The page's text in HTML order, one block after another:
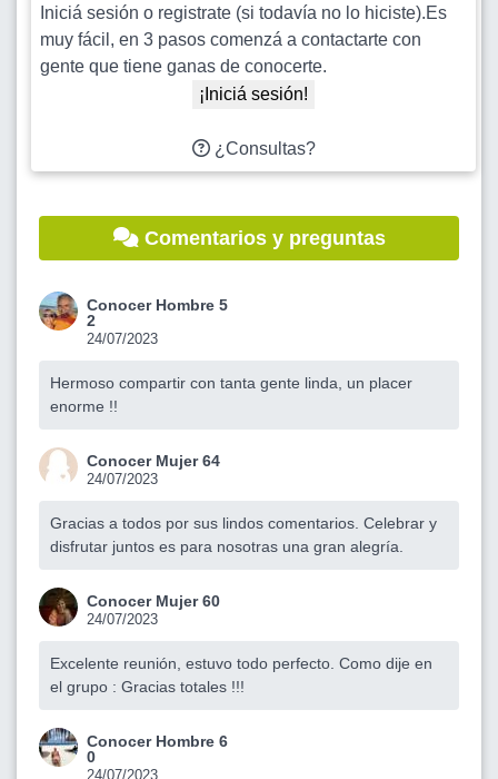
Iniciá sesión o registrate (si todavía no lo hiciste).Es
muy fácil, en 3 pasos comenzá a contactarte con
gente que tiene ganas de conocerte.
¡Iniciá sesión!
¿Consultas?
Comentarios y preguntas
Conocer Hombre 5
2
24/07/2023
Hermoso compartir con tanta gente linda, un placer
enorme !!
Conocer Mujer 64
24/07/2023
Gracias a todos por sus lindos comentarios. Celebrar y
disfrutar juntos es para nosotras una gran alegría.
Conocer Mujer 60
24/07/2023
Excelente reunión, estuvo todo perfecto. Como dije en
el grupo : Gracias totales !!!
Conocer Hombre 6
0
24/07/2023